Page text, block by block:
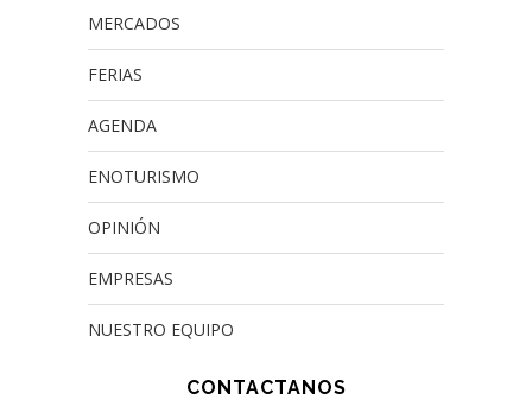
MERCADOS
FERIAS
AGENDA
ENOTURISMO
OPINIÓN
EMPRESAS
NUESTRO EQUIPO
CONTACTANOS